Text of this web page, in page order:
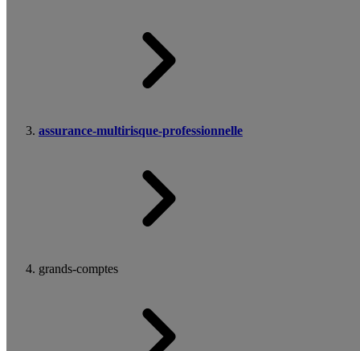
assurance-multirisque-professionnelle
grands-comptes